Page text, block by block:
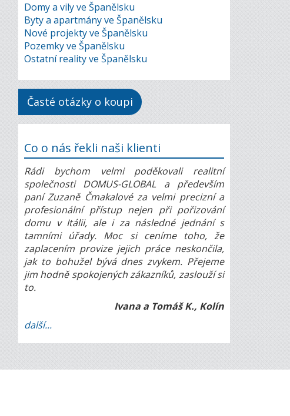
Domy a vily ve Španělsku
Byty a apartmány ve Španělsku
Nové projekty ve Španělsku
Pozemky ve Španělsku
Ostatní reality ve Španělsku
Časté otázky o koupi
Co o nás řekli naši klienti
Rádi bychom velmi poděkovali realitní
společnosti DOMUS-GLOBAL a především
paní Zuzaně Čmakalové za velmi precizní a
profesionální přístup nejen při pořizování
domu v Itálii, ale i za následné jednání s
tamními úřady. Moc si ceníme toho, že
zaplacením provize jejich práce neskončila,
jak to bohužel bývá dnes zvykem. Přejeme
jim hodně spokojených zákazníků, zaslouží si
to.
Ivana a Tomáš K., Kolín
další...